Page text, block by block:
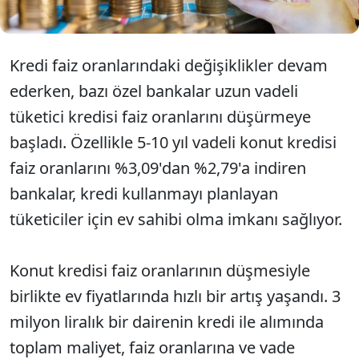
Kredi faiz oranlarındaki değişiklikler devam
ederken, bazı özel bankalar uzun vadeli
tüketici kredisi faiz oranlarını düşürmeye
başladı. Özellikle 5-10 yıl vadeli konut kredisi
faiz oranlarını %3,09'dan %2,79'a indiren
bankalar, kredi kullanmayı planlayan
tüketiciler için ev sahibi olma imkanı sağlıyor.
Konut kredisi faiz oranlarının düşmesiyle
birlikte ev fiyatlarında hızlı bir artış yaşandı. 3
milyon liralık bir dairenin kredi ile alımında
toplam maliyet, faiz oranlarına ve vade